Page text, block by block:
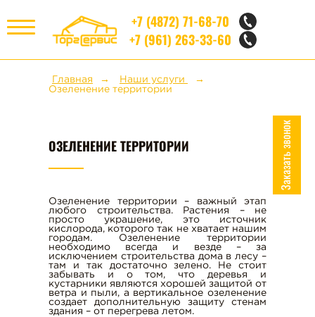
МЕНЮ
КИРПИЧ
СТРОИТЕЛЬНЫЕ БЛОКИ
НАШИ УСЛУГИ
+7 (4872) 71-68-70
+7 (961) 263-33-60
Главная
Наши услуги
Озеленение территории
ОЗЕЛЕНЕНИЕ ТЕРРИТОРИИ
Озеленение территории – важный этап
любого строительства. Растения – не
просто украшение, это источник
кислорода, которого так не хватает нашим
городам. Озеленение территории
необходимо всегда и везде – за
исключением строительства дома в лесу –
там и так достаточно зелено. Не стоит
забывать и о том, что деревья и
кустарники являются хорошей защитой от
ветра и пыли, а вертикальное озеленение
создает дополнительную защиту стенам
здания – от перегрева летом.
Заказать звонок